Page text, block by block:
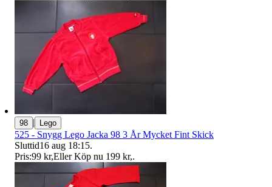
98 | Lego
525 - Snygg Lego Jacka 98 3 År Mycket Fint Skick
Sluttid16 aug 18:15.
Pris:99 kr,Eller Köp nu 199 kr,.